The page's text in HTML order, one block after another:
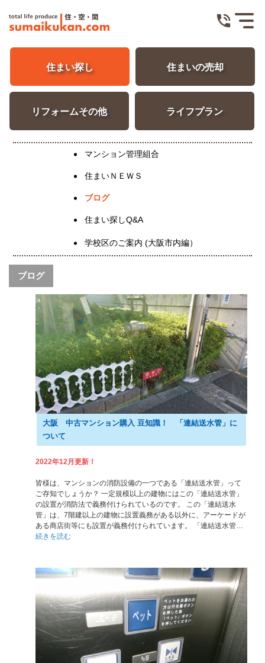
住まい探し 住まいの売却
リフォームその他 ライフプラン
マンション管理組合
住まいＮＥＷＳ
ブログ
住まい探しQ&A
学校区のご案内 (大阪市内編）
ブログ
大阪 中古マンション購入 豆知識！ 「連結送水管」に
ついて
2022年12月更新！
皆様は、マンションの消防設備の一つである「連結送水管」って
ご存知でしょうか？ 一定規模以上の建物にはこの「連結送水管」
の設置が消防法で義務付けられているのです。 この「連結送水
管」は、7階建以上の建物に設置義務がある以外に、アーケードが
ある商店街等にも設置が義務付けられています。 「連結送水管…
続きを読む